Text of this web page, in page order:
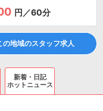
円／60分
の地域のスタッフ求人
新着・日記
ホットニュース